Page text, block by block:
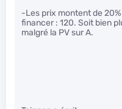
-Les prix montent de
financer : 120. Soit bien
malgré la PV sur A.